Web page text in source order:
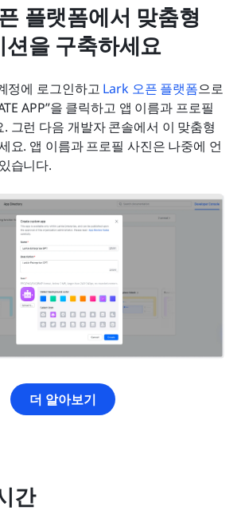
플랫폼에서 맞춤형
을 구축하세요
정에 로그인하고 Lark 오픈 플랫폼으로
APP”을 클릭하고 앱 이름과 프로필
그런 다음 개발자 콘솔에서 이 맞춤형
요. 앱 이름과 프로필 사진은 나중에 언
습니다.
더 알아보기
간